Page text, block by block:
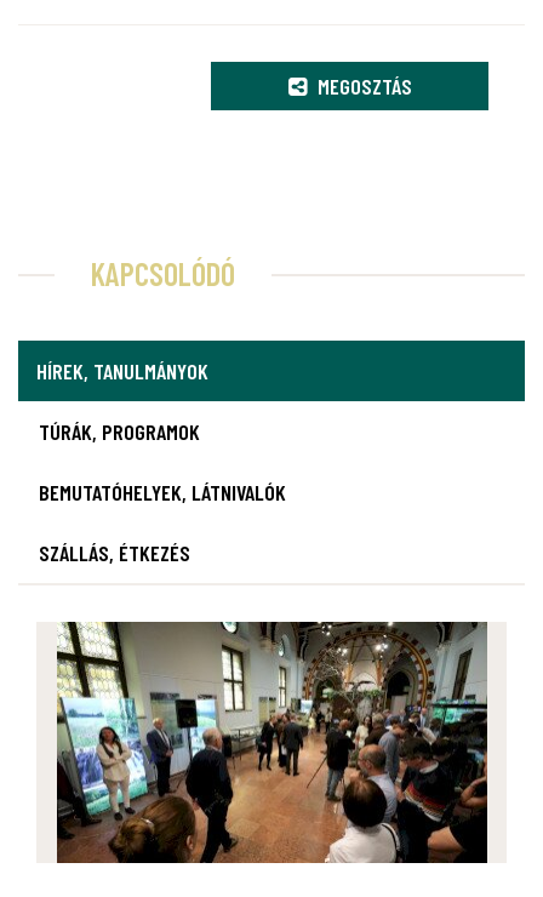
MEGOSZTÁS
KAPCSOLÓDÓ
HÍREK, TANULMÁNYOK
TÚRÁK, PROGRAMOK
BEMUTATÓHELYEK, LÁTNIVALÓK
SZÁLLÁS, ÉTKEZÉS